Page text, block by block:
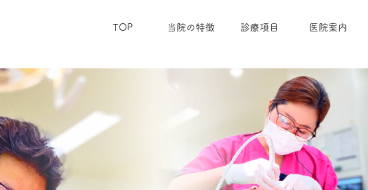
TOP 当院の特徴 診療項目 医院案内